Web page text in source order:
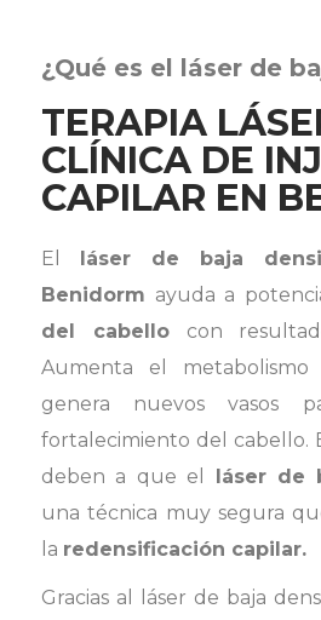
¿Qué es el láser de
TERAPIA
CLÍNICA DE
CAPILAR EN
El láser de baja
Benidorm ayuda a
del cabellocon
Aumenta el
genera nuevos vasos
fortalecimiento del cabello.
deben a que el láser de
una técnica muy segura
la redensificación capilar.
Gracias al láser de baja